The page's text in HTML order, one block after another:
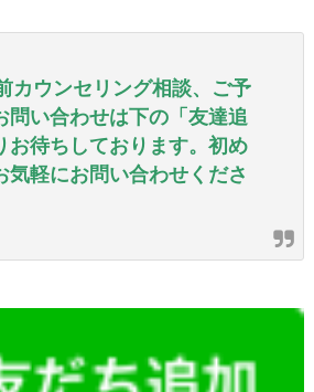
カウンセリング相談、ご予
問い合わせは下の「友達追
お待ちしております。初め
気軽にお問い合わせくださ